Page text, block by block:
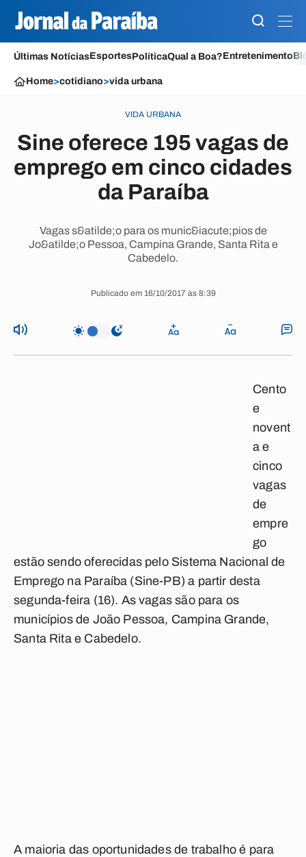
Últimas NotíciasEsportesPolíticaQual a Boa?Entretenimento
Home>cotidiano>vida urbana
VIDA URBANA
Sine oferece 195 vagas de
emprego em cinco cidades
da Paraíba
Vagas s&atilde;o para os munic&iacute;pios de
Jo&atilde;o Pessoa, Campina Grande, Santa Rita e
Cabedelo.
Publicado em 16/10/2017 às 8:39
Cento
e
novent
a e
cinco
vagas
de
empre
go
estão sendo oferecidas pelo Sistema Nacional de
Emprego na Paraíba (Sine-PB) a partir desta
segunda-feira (16). As vagas são para os
municípios de João Pessoa, Campina Grande,
Santa Rita e Cabedelo.
A maioria das oportunidades de trabalho é para